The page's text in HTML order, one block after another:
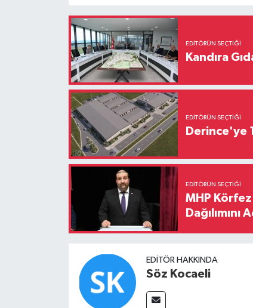
EDITÖRÜN SEÇTIĞI
Kandıra
EDITÖRÜN SEÇTIĞI
Derince'ye
EDITÖRÜN SEÇTIĞI
MHP
Dağılımını
EDITÖR HAKKINDA
Söz Kocaeli